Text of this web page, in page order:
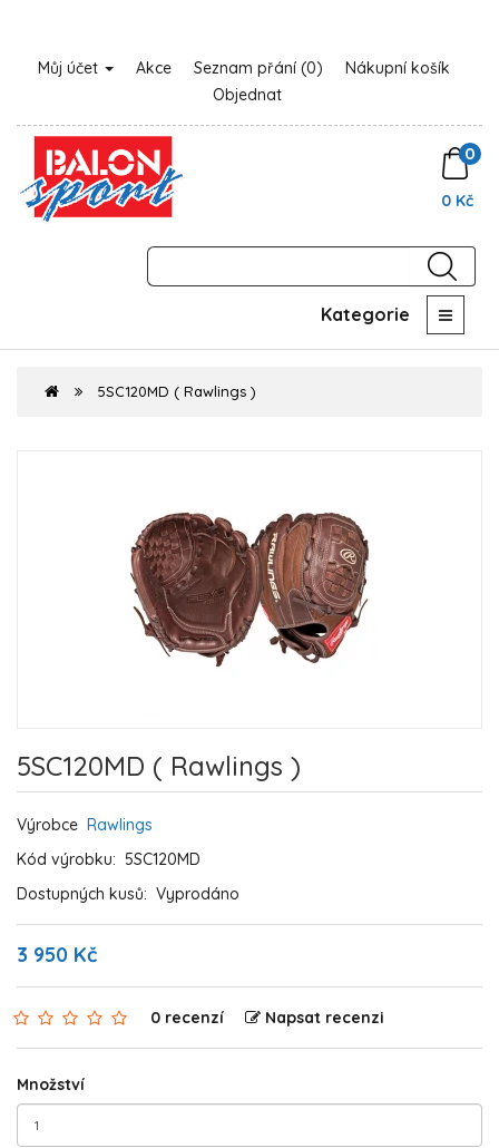
Můj účet Akce Seznam přání (0)
Nákupní košík
Objednat
0
0 Kč
Kategorie
5SC120MD ( Rawlings )
5SC120MD ( Rawlings )
Výrobce Rawlings
Kód výrobku: 5SC120MD
Dostupných kusů: Vyprodáno
3 950 Kč
0 recenzí Napsat recenzi
Množství